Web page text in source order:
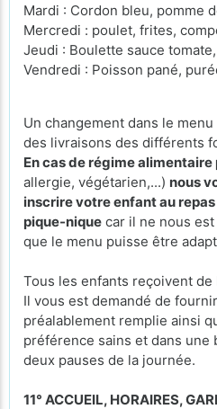
Mardi : Cordon bleu, pomme
Mercredi : poulet, frites,
Jeudi : Boulette sauce
Vendredi : Poisson pané,
Un changement dans le
des livraisons des différents
En cas de régime
allergie, végétarien,...) nous
inscrire votre enfant au
pique-nique car il ne nous
que le menu puisse être
Tous les enfants reçoivent de
Il vous est demandé de
préalablement remplie ainsi
préférence sains et dans une
deux pauses de la journée.
11° ACCUEIL, HORAIRES,